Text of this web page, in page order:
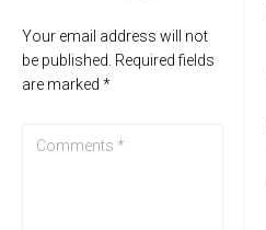
Your email address will not
be published. Required fields
are marked *